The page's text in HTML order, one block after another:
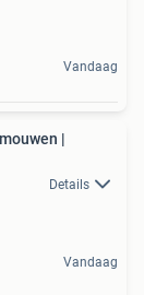
Vandaag
|
Details
Vandaag